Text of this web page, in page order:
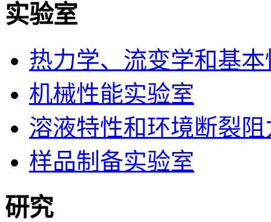
实验室
热力学、流变学和基
机械性能实验室
溶液特性和环境断裂
样品制备实验室
研究